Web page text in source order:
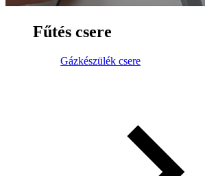
Fűtés csere
Gázkészülék csere